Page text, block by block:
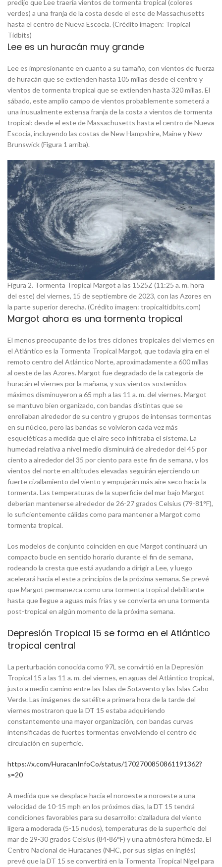
predijo que Lee traería vientos de tormenta tropical (colores
verdes) a una franja de la costa desde el este de Massachusetts
hasta el centro de Nueva Escocia. (Crédito imagen: Tropical
Tidbits)
Lee es un huracán muy grande
Lee es impresionante en cuanto a su tamaño, con vientos de fuerza
de huracán que se extienden hasta 105 millas desde el centro y
vientos de tormenta tropical que se extienden hasta 320 millas. El
sábado, este amplio campo de vientos probablemente someterá a
una inusualmente extensa franja de la costa a vientos de tormenta
tropical: desde el este de Massachusetts hasta el centro de Nueva
Escocia, incluyendo las costas de New Hampshire, Maine y New
Brunswick (Figura 1 arriba).
Figura 2. Tormenta Tropical Margot a las 1525Z (11:25 a. m. hora
del este) del viernes, 15 de septiembre de 2023, con las Azores en
la parte superior derecha. (Crédito imagen: tropicaltidbits.com)
Margot ahora es una tormenta tropical
El menos preocupante de los tres ciclones tropicales del viernes en
el Atlántico es la Tormenta Tropical Margot, que todavía gira en el
remoto centro del Atlántico Norte, aproximadamente a 600 millas
al oeste de las Azores. Margot fue degradado de la categoría de
huracán el viernes por la mañana, y sus vientos sostenidos
máximos disminuyeron a 65 mph a las 11 a. m. del viernes. Margot
se mantuvo bien organizado, con bandas distintas que se
enrollaban alrededor de su centro y grupos de intensas tormentas
en su núcleo, pero las bandas se volvieron cada vez más
esqueléticas a medida que el aire seco infiltraba el sistema. La
humedad relativa a nivel medio disminuirá de alrededor del 45 por
ciento a alrededor del 35 por ciento para este fin de semana, y los
vientos del norte en altitudes elevadas seguirán ejerciendo un
fuerte cizallamiento del viento y empujarán más aire seco hacia la
tormenta. Las temperaturas de la superficie del mar bajo Margot
deberían mantenerse alrededor de 26-27 grados Celsius (79-81°F),
lo suficientemente cálidas como para mantener a Margot como
tormenta tropical.
Los modelos de conjunto coinciden en que Margot continuará un
compacto bucle en sentido horario durante el fin de semana,
rodeando la cresta que está ayudando a dirigir a Lee, y luego
acelerará hacia el este a principios de la próxima semana. Se prevé
que Margot permanezca como una tormenta tropical debilitante
hasta que llegue a aguas más frías y se convierta en una tormenta
post-tropical en algún momento de la próxima semana.
Depresión Tropical 15 se forma en el Atlántico
tropical central
La perturbación conocida como 97L se convirtió en la Depresión
Tropical 15 a las 11 a. m. del viernes, en aguas del Atlántico tropical,
justo a medio camino entre las Islas de Sotavento y las Islas Cabo
Verde. Las imágenes de satélite a primera hora de la tarde del
viernes mostraron que la DT 15 estaba adquiriendo
constantemente una mayor organización, con bandas curvas
intensificadas de fuertes tormentas envolviendo el centro de
circulación en superficie.
https://x.com/HuracanInfoCo/status/1702700850861191362?
s=20
A medida que se desplace hacia el noroeste a noroeste a una
velocidad de 10-15 mph en los próximos días, la DT 15 tendrá
condiciones favorables para su desarrollo: cizalladura del viento
ligera a moderada (5-15 nudos), temperaturas de la superficie del
mar de 29-30 grados Celsius (84-86°F) y una atmósfera húmeda. El
Centro Nacional de Huracanes (NHC, por sus siglas en inglés)
prevé que la DT 15 se convertirá en la Tormenta Tropical Nigel para